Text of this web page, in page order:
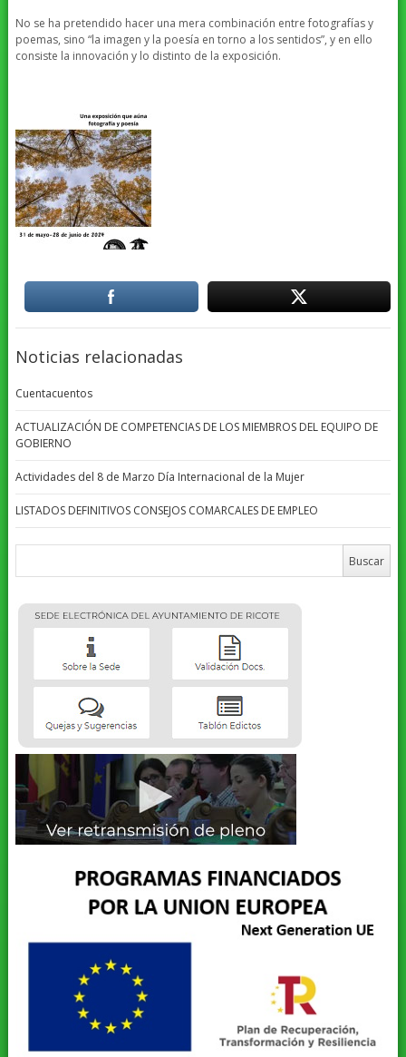
No se ha pretendido hacer una mera combinación entre fotografías y
poemas, sino “la imagen y la poesía en torno a los sentidos”, y en ello
consiste la innovación y lo distinto de la exposición.
Noticias relacionadas
Cuentacuentos
ACTUALIZACIÓN DE COMPETENCIAS DE LOS MIEMBROS DEL EQUIPO DE
GOBIERNO
Actividades del 8 de Marzo Día Internacional de la Mujer
LISTADOS DEFINITIVOS CONSEJOS COMARCALES DE EMPLEO